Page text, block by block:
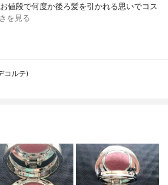
値段で何度か後ろ髪を引かれる思いでコス
を見る
コルテ)